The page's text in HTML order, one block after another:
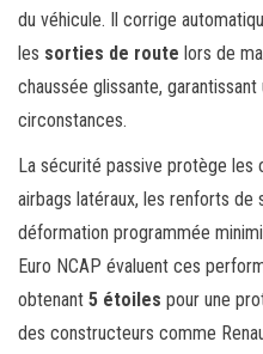
du véhicule. Il corrige
les sorties de route lors de
chaussée glissante,
circonstances.
La sécurité passive protège les
airbags latéraux, les renforts
déformation programmée
Euro NCAP évaluent ces
obtenant 5 étoiles pour une
des constructeurs comme